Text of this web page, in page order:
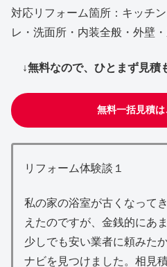
対応リフォーム箇所：キッチ
レ・洗面所・内装全般・外壁
↓無料なので、ひとまず見積
無料一括見積
リフォーム体験談１
私の家の浴室が古くなって
えたのですが、金銭的にあ
少しでも安い業者に頼みた
ナビを見つけました。相見